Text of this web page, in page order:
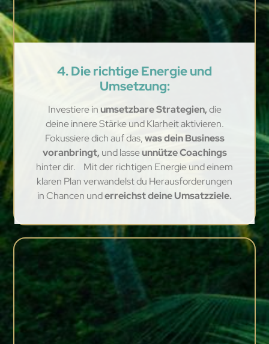
4. Die richtige Energie und
Umsetzung:
Investiere in umsetzbare Strategien,die
deine innere Stärke und Klarheit aktivieren.
Fokussiere dich auf das,was dein Business
voranbringt,und lasseunnütze Coachings
hinter dir. Mit der richtigen Energie und einem
klaren Plan verwandelst du Herausforderungen
in Chancen underreichst deine Umsatzziele.